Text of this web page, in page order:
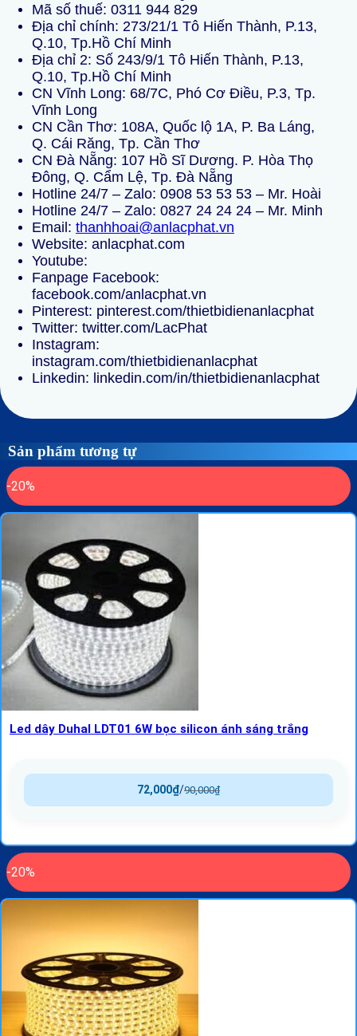
Mã số thuế: 0311 944 829
Địa chỉ chính: 273/21/1 Tô Hiến Thành, P.13,
Q.10, Tp.Hồ Chí Minh
Địa chỉ 2: Số 243/9/1 Tô Hiến Thành, P.13,
Q.10, Tp.Hồ Chí Minh
CN Vĩnh Long: 68/7C, Phó Cơ Điều, P.3, Tp.
Vĩnh Long
CN Cần Thơ: 108A, Quốc lộ 1A, P. Ba Láng,
Q. Cái Răng, Tp. Cần Thơ
CN Đà Nẵng: 107 Hồ Sĩ Dương. P. Hòa Thọ
Đông, Q. Cẩm Lệ, Tp. Đà Nẵng
Hotline 24/7 – Zalo: 0908 53 53 53 – Mr. Hoài
Hotline 24/7 – Zalo: 0827 24 24 24 – Mr. Minh
Email: thanhhoai@anlacphat.vn
Website: anlacphat.com
Youtube:
Fanpage Facebook:
facebook.com/anlacphat.vn
Pinterest: pinterest.com/thietbidienanlacphat
Twitter: twitter.com/LacPhat
Instagram:
instagram.com/thietbidienanlacphat
Linkedin: linkedin.com/in/thietbidienanlacphat
Sản phẩm tương tự
-20%
Led dây Duhal LDT01 6W bọc silicon ánh sáng trắng
90,000₫
/
72,000₫
-20%